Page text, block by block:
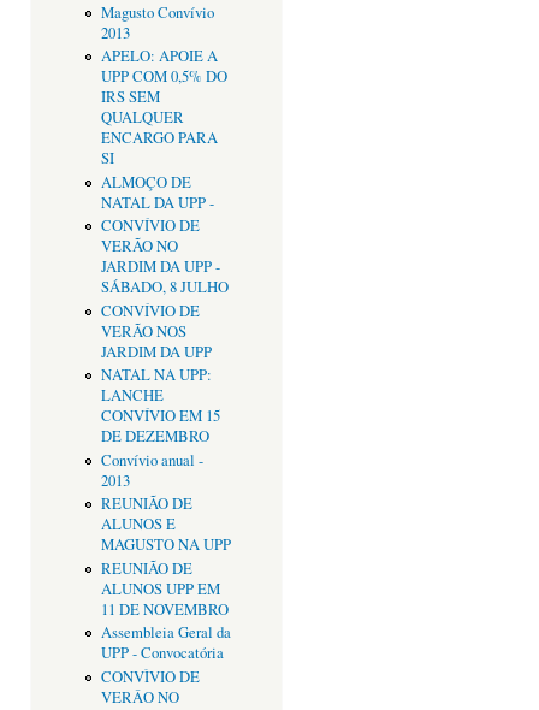
Magusto Convívio
2013
APELO: APOIE A
UPP COM 0,5% DO
IRS SEM
QUALQUER
ENCARGO PARA
SI
ALMOÇO DE
NATAL DA UPP -
CONVÍVIO DE
VERÃO NO
JARDIM DA UPP -
SÁBADO, 8 JULHO
CONVÍVIO DE
VERÃO NOS
JARDIM DA UPP
NATAL NA UPP:
LANCHE
CONVÍVIO EM 15
DE DEZEMBRO
Convívio anual -
2013
REUNIÃO DE
ALUNOS E
MAGUSTO NA UPP
REUNIÃO DE
ALUNOS UPP EM
11 DE NOVEMBRO
Assembleia Geral da
UPP - Convocatória
CONVÌVIO DE
VERÂO NO